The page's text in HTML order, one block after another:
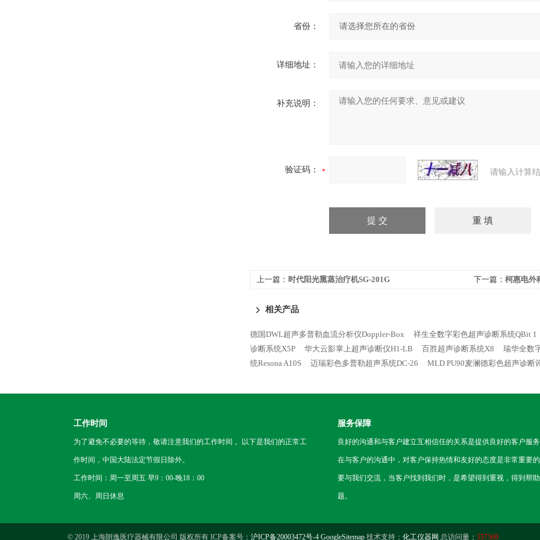
省份：
详细地址：
补充说明：
验证码： 请输入计算
上一篇： 时代阳光熏蒸治疗机SG-201G 下一篇： 柯惠电外
相关产品
德国DWL超声多普勒血流分析仪Doppler-Box
祥生全数字彩色超声诊断系统QBit 1
诊断系统X5P
华大云影掌上超声诊断仪H1-LB 百胜超声诊断系统X8
瑞华全数
统Resona A10S
迈瑞彩色多普勒超声系统DC-26 MLD PU90麦澜德彩色超声诊断
工作时间
为了避免不必要的等待，敬请注意我们的工作时间 。以下是我们的正常工
作时间，中国大陆法定节假日除外。
工作时间：周一至周五 早9：00-晚18：00
周六、周日休息
服务保障
良好的沟通和与客户建立互相信任的关系是提供良好的客户服
在与客户的沟通中，对客户保持热情和友好的态度是非常重要
要与我们交流，当客户找到我们时，是希望得到重视，得到帮
题。
© 2019 上海朗逸医疗器械有限公司 版权所有 ICP备案号： 沪ICP备20003472号-4 GoogleSitemap 技术支持： 化工仪器网 总访问量： 557569